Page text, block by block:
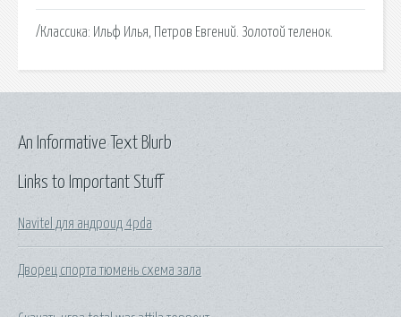
/Классика: Ильф Илья, Петров Евгений. Золотой теленок.
Links to Important Stuff
Navitel для андроид 4pda
Дворец спорта тюмень схема зала
An Informative Text Blurb